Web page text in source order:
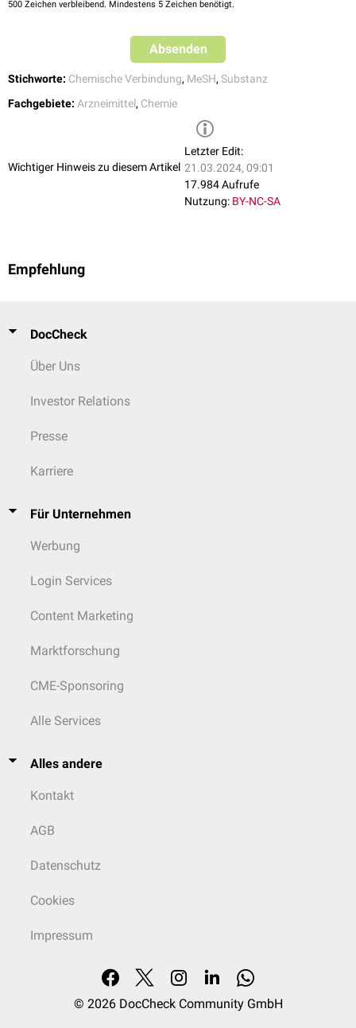
500 Zeichen verbleibend. Mindestens 5 Zeichen benötigt.
Absenden
Stichworte: Chemische Verbindung, MeSH, Substanz
Fachgebiete: Arzneimittel, Chemie
Wichtiger Hinweis zu diesem Artikel
Letzter Edit:
21.03.2024, 09:01
17.984 Aufrufe
Nutzung: BY-NC-SA
Empfehlung
DocCheck
Über Uns
Investor Relations
Presse
Karriere
Für Unternehmen
Werbung
Login Services
Content Marketing
Marktforschung
CME-Sponsoring
Alle Services
Alles andere
Kontakt
AGB
Datenschutz
Cookies
Impressum
© 2026 DocCheck Community GmbH